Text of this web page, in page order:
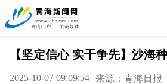
【坚定信心 实干争先】沙海
2025-10-07 09:09:54 来源：青海日报